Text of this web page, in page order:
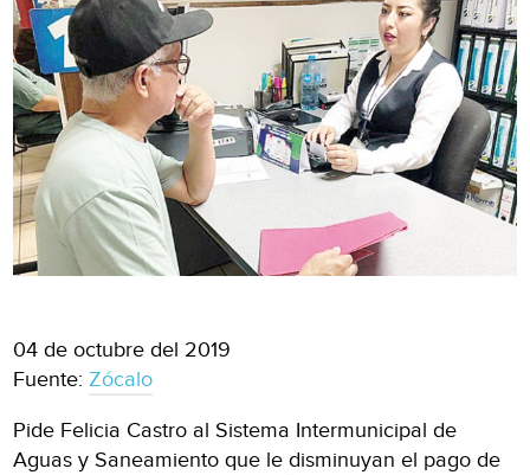
04 de octubre del 2019
Fuente:Zócalo
Pide Felicia Castro al Sistema Intermunicipal de
Aguas y Saneamiento que le disminuyan el pago de